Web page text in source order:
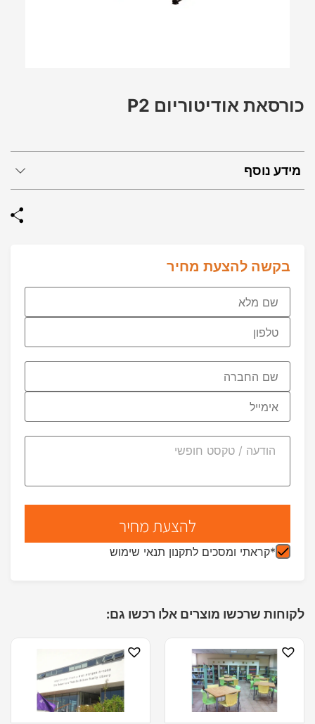
מידע נוסף
כורסאת אודיטוריום P2
בקשה להצעת מחיר
*קראתי ומסכים לתקנון תנאי שימוש
לקוחות שרכשו מוצרים אלו רכשו גם: